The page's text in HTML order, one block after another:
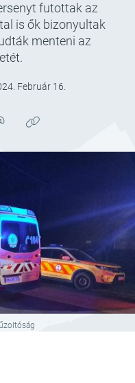
futottak az
is ők bizonyultak
menteni az
Február 16.